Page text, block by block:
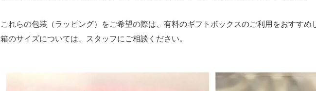
これらの包装（ラッピング）をご希望の際は、有料のギフトボックスのご利用をおすすめ
箱のサイズについては、スタッフにご相談ください。